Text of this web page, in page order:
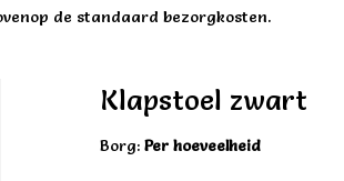
de standaard bezorgkosten.
Klapstoel zwart
Borg:Per hoeveelheid